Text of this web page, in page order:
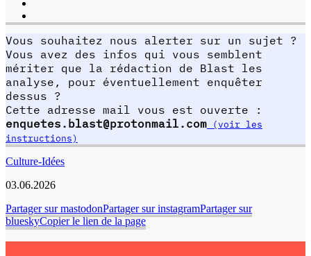
Vous souhaitez nous alerter sur un sujet ?
Vous avez des infos qui vous semblent
mériter que la rédaction de Blast les
analyse, pour éventuellement enquêter
dessus ?
Cette adresse mail vous est ouverte :
enquetes.blast@protonmail.com (voir les
instructions)
Culture-Idées
03.06.2026
Partager sur mastodonPartager sur instagramPartager sur
blueskyCopier le lien de la page